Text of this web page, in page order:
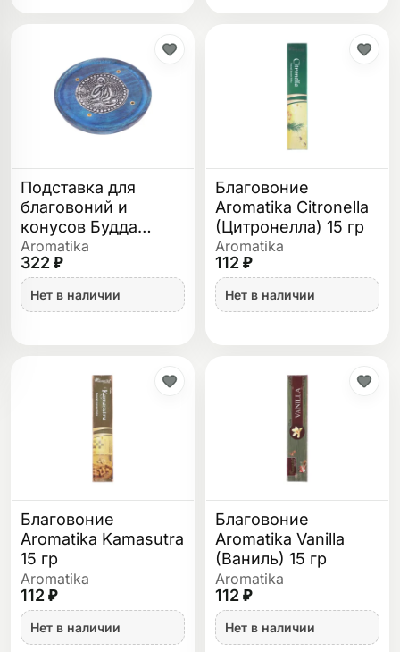
Подставка для
благовоний и
конусов Будда
деревянная
Aromatika
322 ₽
Нет в наличии
Благовоние
Aromatika Citronella
(Цитронелла) 15 гр
Aromatika
112 ₽
Нет в наличии
Благовоние
Aromatika Kamasutra
15 гр
Aromatika
112 ₽
Нет в наличии
Благовоние
Aromatika Vanilla
(Ваниль) 15 гр
Aromatika
112 ₽
Нет в наличии